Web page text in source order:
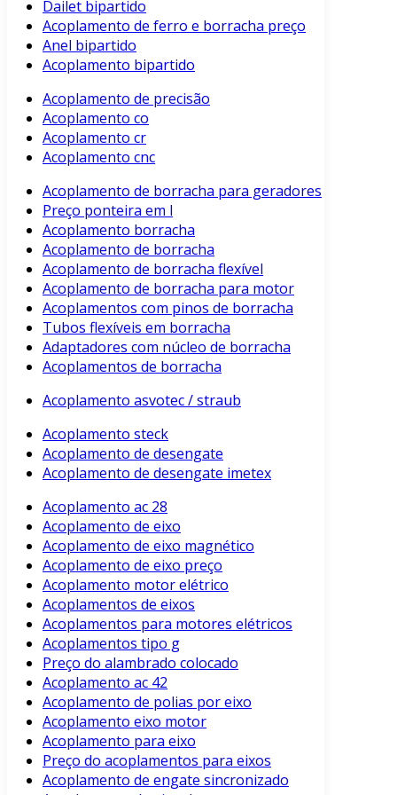
Dailet bipartido
Acoplamento de ferro e borracha preço
Anel bipartido
Acoplamento bipartido
Acoplamento de precisão
Acoplamento co
Acoplamento cr
Acoplamento cnc
Acoplamento de borracha para geradores
Preço ponteira em l
Acoplamento borracha
Acoplamento de borracha
Acoplamento de borracha flexível
Acoplamento de borracha para motor
Acoplamentos com pinos de borracha
Tubos flexíveis em borracha
Adaptadores com núcleo de borracha
Acoplamentos de borracha
Acoplamento asvotec / straub
Acoplamento steck
Acoplamento de desengate
Acoplamento de desengate imetex
Acoplamento ac 28
Acoplamento de eixo
Acoplamento de eixo magnético
Acoplamento de eixo preço
Acoplamento motor elétrico
Acoplamentos de eixos
Acoplamentos para motores elétricos
Acoplamentos tipo g
Preço do alambrado colocado
Acoplamento ac 42
Acoplamento de polias por eixo
Acoplamento eixo motor
Acoplamento para eixo
Preço do acoplamentos para eixos
Acoplamento de engate sincronizado